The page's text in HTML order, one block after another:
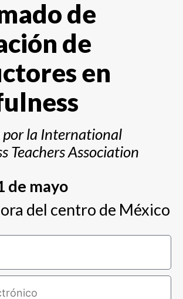
de
de
en
la International
Teachers Association
de mayo
del centro de México